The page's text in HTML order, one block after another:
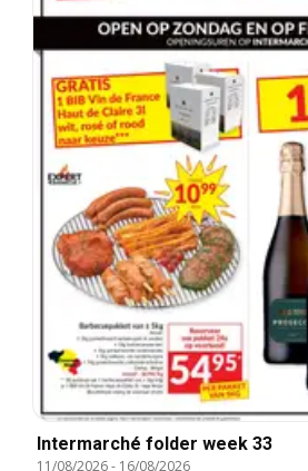
Intermarché folder week 33
11/08/2026- 16/08/2026